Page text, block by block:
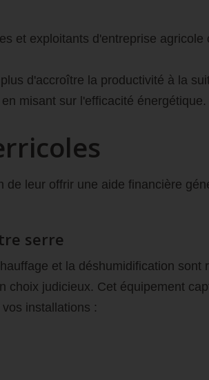
et exploitants d'entreprise
d'accroître la productivité à la
misant sur l'efficacité énergétique.
de leur offrir une aide financière
serre
et la déshumidification sont
choix judicieux. Cet équipement
installations :